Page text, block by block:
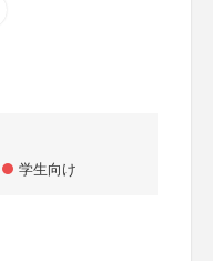
学生向け